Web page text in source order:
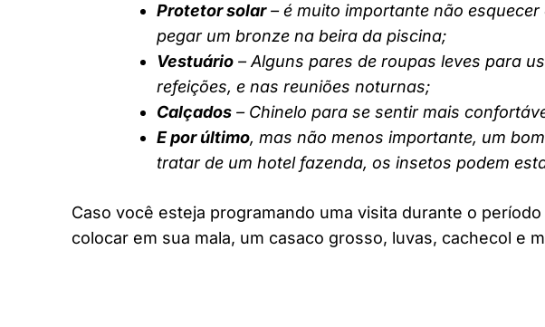
Protetor solar– é muito importante não
pegar um bronze na beira da piscina;
Vestuário – Alguns pares de roupas leves para
refeições, e nas reuniões noturnas;
Calçados – Chinelo para se sentir mais
E por último, mas não menos importante, um
tratar de um hotel fazenda, os insetos podem
Caso você esteja programando uma visita durante o
colocar em sua mala, um casaco grosso, luvas, cachecol e